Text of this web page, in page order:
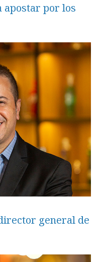
apostar por los
general de